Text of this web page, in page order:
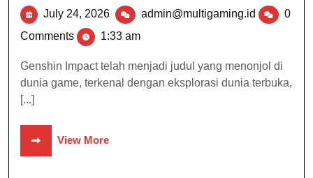
July 24, 2026 admin@multigaming.id
0
Comments
1:33 am
Genshin Impact telah menjadi judul yang menonjol di
dunia game, terkenal dengan eksplorasi dunia terbuka,
[...]
View More